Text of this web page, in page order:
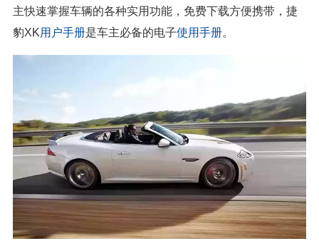
主快速掌握车辆的各种实用功能，免费下载方便携带，捷
豹XK用户手册是车主必备的电子使用手册。